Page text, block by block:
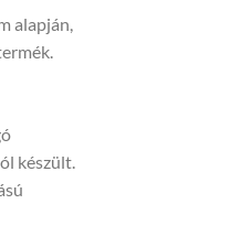
alapján,
készült.